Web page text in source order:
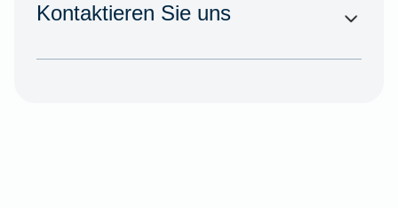
Kontaktieren Sie uns